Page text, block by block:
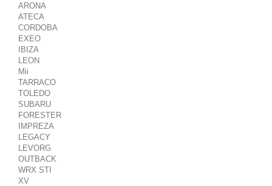
ARONA
ATECA
CORDOBA
EXEO
IBIZA
LEON
Mii
TARRACO
TOLEDO
SUBARU
FORESTER
IMPREZA
LEGACY
LEVORG
OUTBACK
WRX STI
XV